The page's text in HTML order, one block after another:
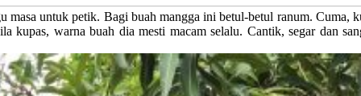
masa untuk petik. Bagi buah mangga ini betul-betul ranum.
kupas, warna buah dia mesti macam selalu. Cantik, segar dan